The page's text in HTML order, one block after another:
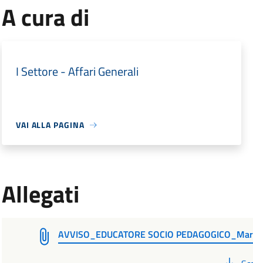
A cura di
I Settore - Affari Generali
VAI ALLA PAGINA
Allegati
AVVISO_EDUCATORE SOCIO